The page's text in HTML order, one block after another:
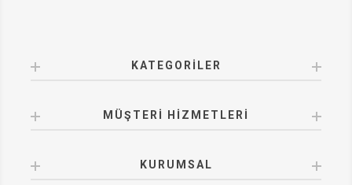
KATEGORILER
MÜŞTERI HIZMETLERI
KURUMSAL